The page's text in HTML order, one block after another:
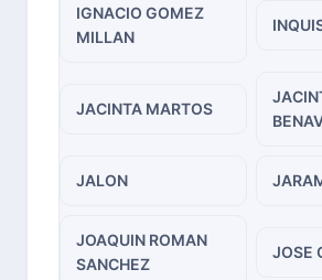
IGNACIO GOMEZ
MILLAN
JACINTA MARTOS
JALON
JOAQUIN ROMAN
SANCHEZ
JOSE